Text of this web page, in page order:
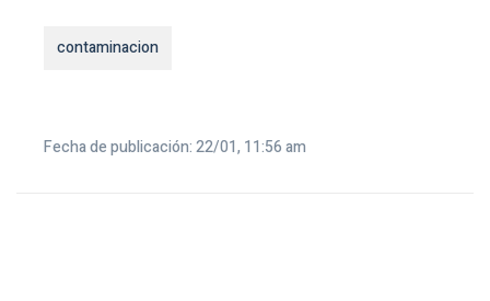
contaminacion
Fecha de publicación: 22/01, 11:56 am